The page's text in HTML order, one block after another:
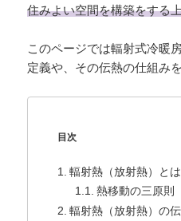
住みよい空間を構築をする
このページでは輻射式冷暖
定義や、その伝熱の仕組み
目次
輻射熱（放射熱）とは
熱移動の三原則
輻射熱（放射熱）の